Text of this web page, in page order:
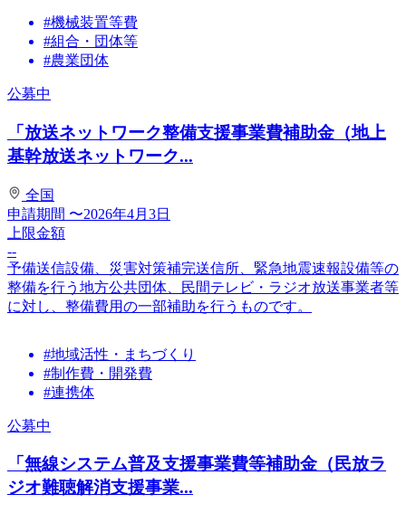
#機械装置等費
#組合・団体等
#農業団体
公募中
「放送ネットワーク整備支援事業費補助金（地上
基幹放送ネットワーク...
全国
申請期間 〜2026年4月3日
上限金額
--
予備送信設備、災害対策補完送信所、緊急地震速報設備等の
整備を行う地方公共団体、民間テレビ・ラジオ放送事業者等
に対し、整備費用の一部補助を行うものです。
#地域活性・まちづくり
#制作費・開発費
#連携体
公募中
「無線システム普及支援事業費等補助金（民放ラ
ジオ難聴解消支援事業...